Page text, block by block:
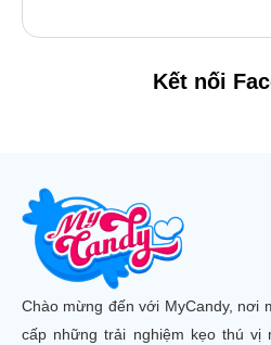
Kết nối
Chào mừng đến với MyCandy, nơi
cấp những trải nghiệm kẹo thú vị